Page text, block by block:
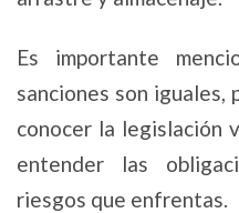
Es importante
sanciones son
conocer la legislación
entender las
riesgos que enfrentas.